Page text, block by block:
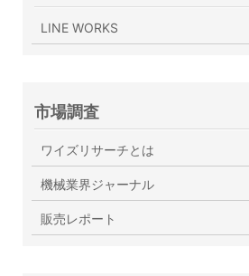
LINE WORKS
市場調査
ワイズリサーチとは
機械業界ジャーナル
販売レポート